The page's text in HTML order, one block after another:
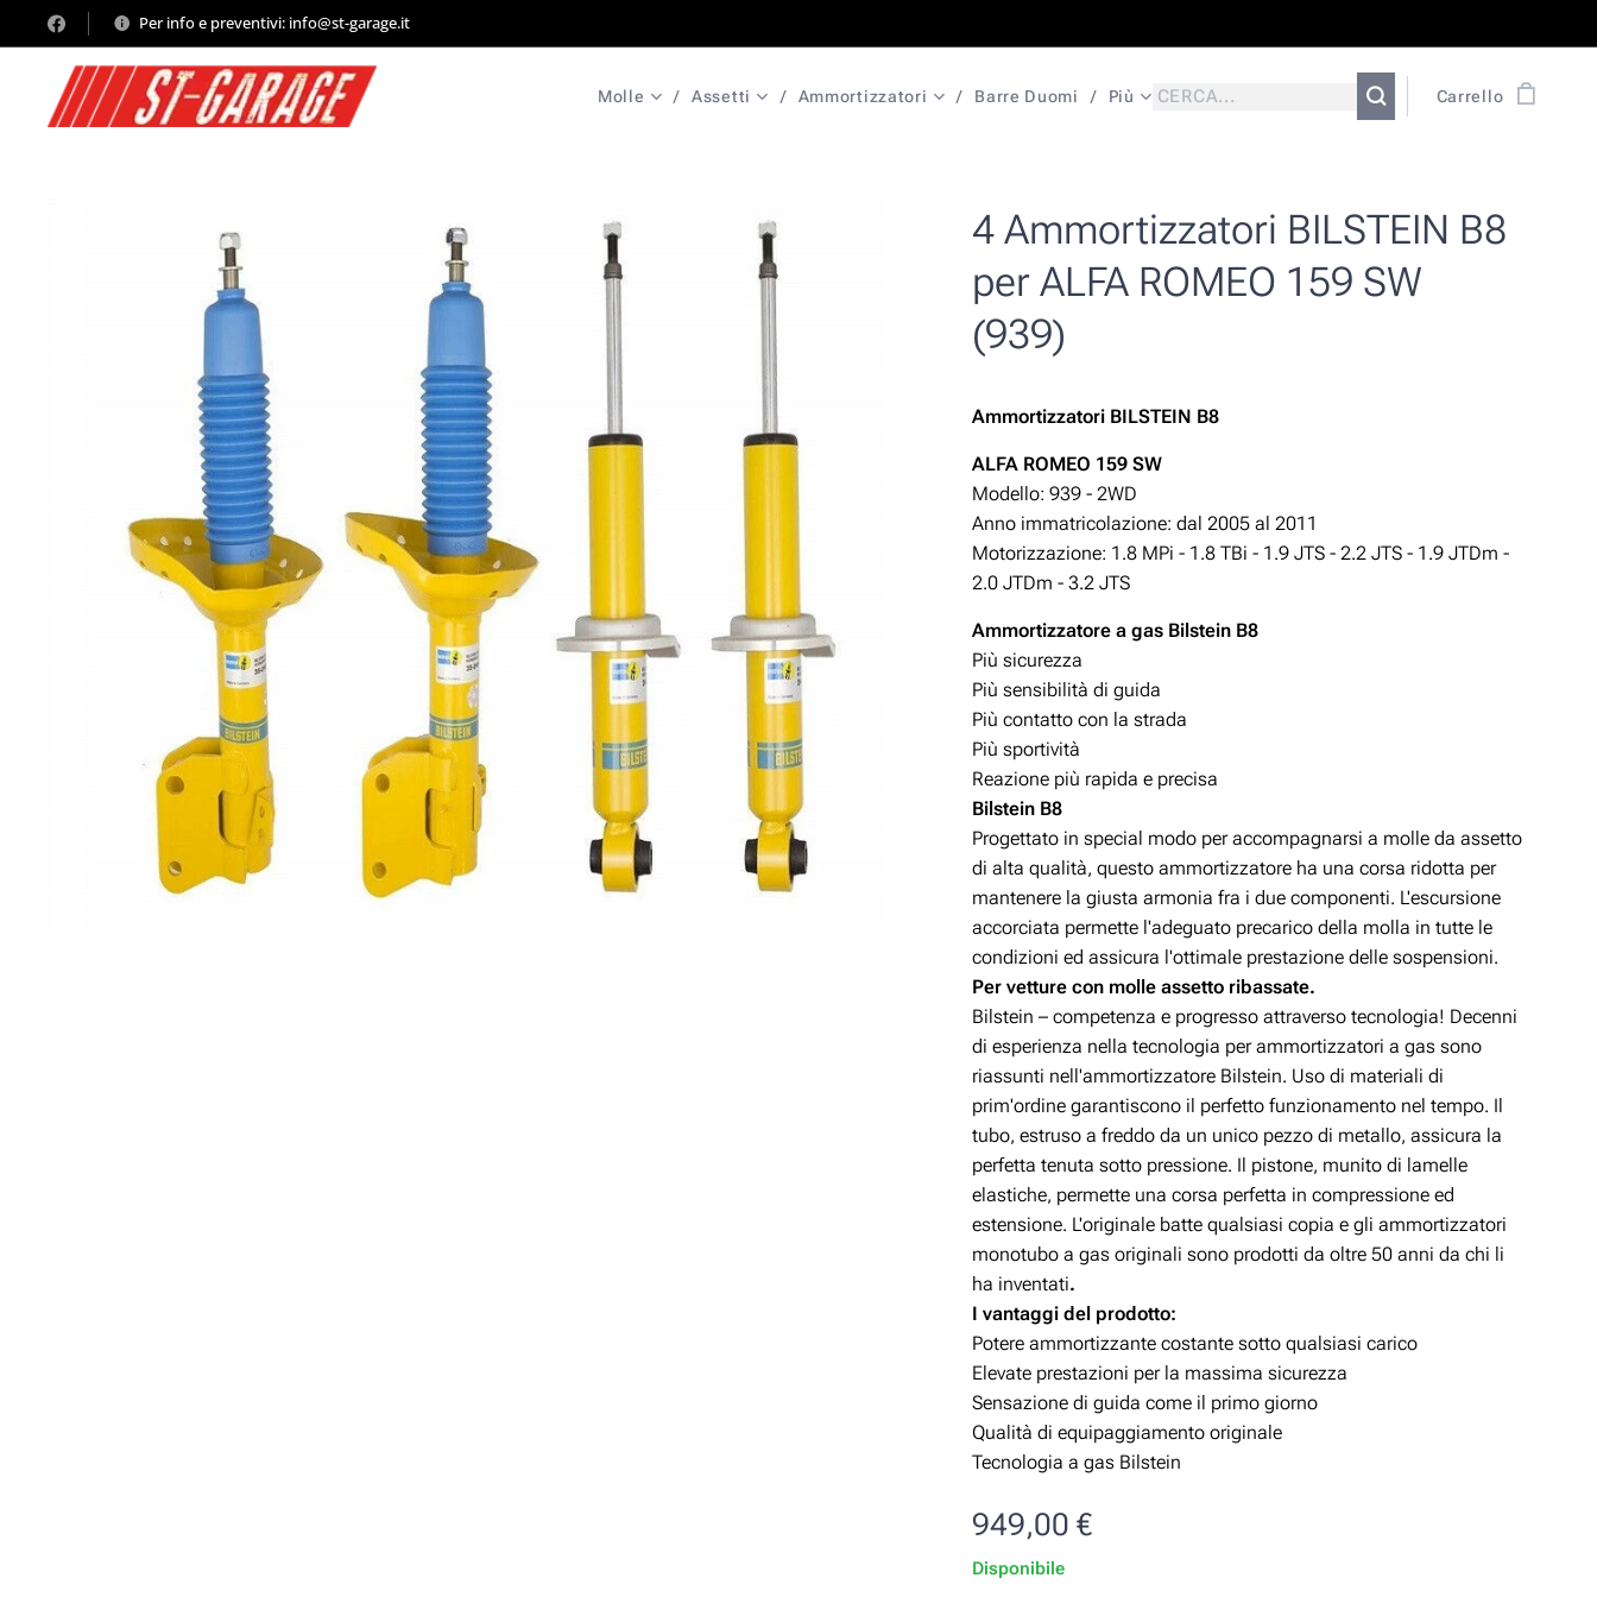
Per info e preventivi: info@st-garage.it
Molle Assetti Ammortizzatori Barre Duomi Più Carrello
4 Ammortizzatori BILSTEIN B8
per ALFA ROMEO 159 SW
(939)
Ammortizzatori BILSTEIN B8
ALFA ROMEO 159 SW
Modello: 939 - 2WD
Anno immatricolazione: dal 2005 al 2011
Motorizzazione: 1.8 MPi - 1.8 TBi - 1.9 JTS - 2.2 JTS - 1.9 JTDm -
2.0 JTDm - 3.2 JTS
Ammortizzatore a gas Bilstein B8
Più sicurezza
Più sensibilità di guida
Più contatto con la strada
Più sportività
Reazione più rapida e precisa
Bilstein B8
Progettato in special modo per accompagnarsi a molle da assetto
di alta qualità, questo ammortizzatore ha una corsa ridotta per
mantenere la giusta armonia fra i due componenti. L'escursione
accorciata permette l'adeguato precarico della molla in tutte le
condizioni ed assicura l'ottimale prestazione delle sospensioni.
Per vetture con molle assetto ribassate.
Bilstein – competenza e progresso attraverso tecnologia! Decenni
di esperienza nella tecnologia per ammortizzatori a gas sono
riassunti nell'ammortizzatore Bilstein. Uso di materiali di
prim'ordine garantiscono il perfetto funzionamento nel tempo. Il
tubo, estruso a freddo da un unico pezzo di metallo, assicura la
perfetta tenuta sotto pressione. Il pistone, munito di lamelle
elastiche, permette una corsa perfetta in compressione ed
estensione. L'originale batte qualsiasi copia e gli ammortizzatori
monotubo a gas originali sono prodotti da oltre 50 anni da chi li
ha inventati.
I vantaggi del prodotto:
Potere ammortizzante costante sotto qualsiasi carico
Elevate prestazioni per la massima sicurezza
Sensazione di guida come il primo giorno
Qualità di equipaggiamento originale
Tecnologia a gas Bilstein
949,00 €
Disponibile